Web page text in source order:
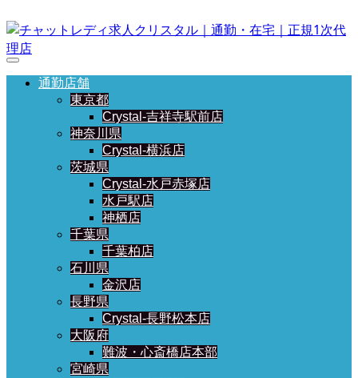
通勤店舗
東京都
Crystal-吉祥寺駅前店
神奈川県
Crystal-横浜店
茨城県
Crystal-水戸赤塚店
水戸駅店
神栖店
千葉県
千葉柏店
石川県
金沢店
長野県
Crystal-長野松本店
大阪府
難波・心斎橋店本部
宮崎県